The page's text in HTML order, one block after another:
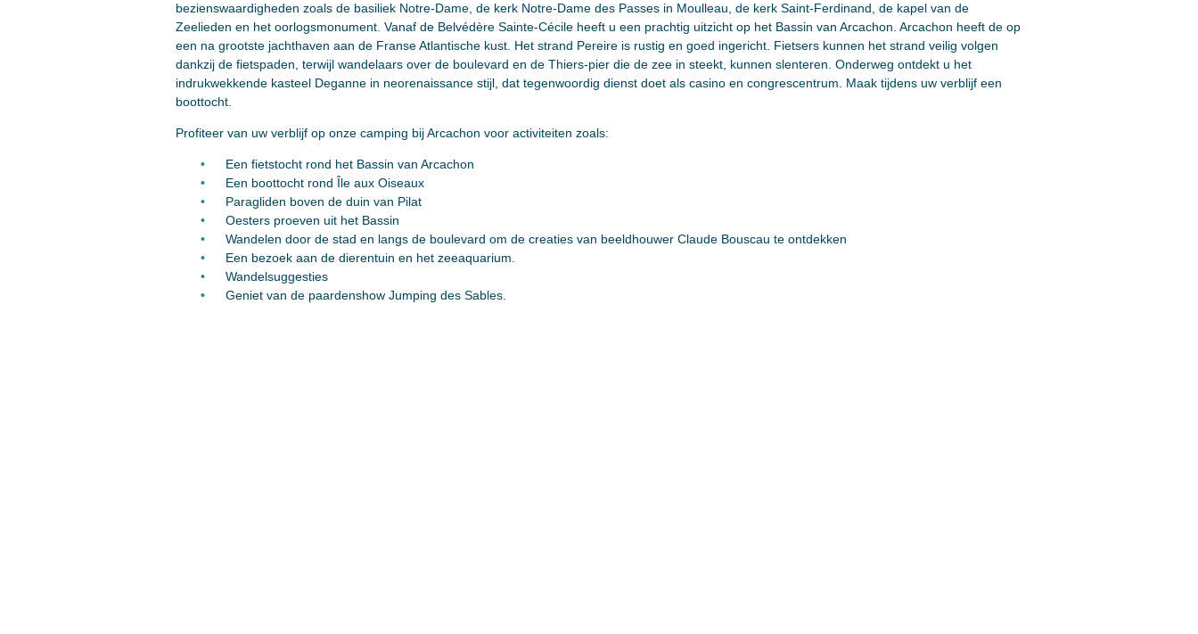
bezienswaardigheden zoals de basiliek Notre-Dame, de kerk Notre-Dame des Passes in Moulleau, de kerk Saint-Ferdinand, de kapel van de
Zeelieden en het oorlogsmonument. Vanaf de Belvédère Sainte-Cécile heeft u een prachtig uitzicht op het Bassin van Arcachon. Arcachon heeft de op
een na grootste jachthaven aan de Franse Atlantische kust. Het strand Pereire is rustig en goed ingericht. Fietsers kunnen het strand veilig volgen
dankzij de fietspaden, terwijl wandelaars over de boulevard en de Thiers-pier die de zee in steekt, kunnen slenteren. Onderweg ontdekt u het
indrukwekkende kasteel Deganne in neorenaissance stijl, dat tegenwoordig dienst doet als casino en congrescentrum. Maak tijdens uw verblijf een
boottocht.
Profiteer van uw verblijf op onze camping bij Arcachon voor activiteiten zoals:
Een fietstocht rond het Bassin van Arcachon
Een boottocht rond Île aux Oiseaux
Paragliden boven de duin van Pilat
Oesters proeven uit het Bassin
Wandelen door de stad en langs de boulevard om de creaties van beeldhouwer Claude Bouscau te ontdekken
Een bezoek aan de dierentuin en het zeeaquarium.
Wandelsuggesties
Geniet van de paardenshow Jumping des Sables.